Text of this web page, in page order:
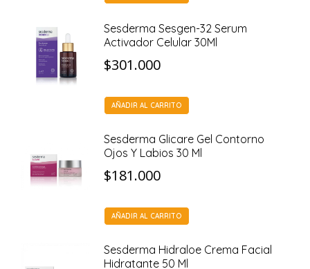
Sesderma Sesgen-32 Serum
Activador Celular 30Ml
$301.000
AÑADIR AL CARRITO
Sesderma Glicare Gel Contorno
Ojos Y Labios 30 Ml
$181.000
AÑADIR AL CARRITO
Sesderma Hidraloe Crema Facial
Hidratante 50 Ml